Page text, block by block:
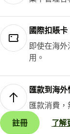
國際扣賬卡
即使在海
用。
匯款到海
匯款消費，
註冊
了解